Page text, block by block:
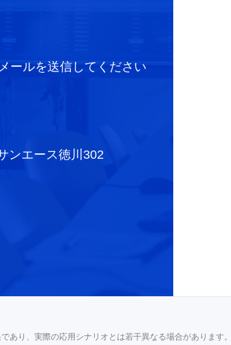
ールを送信してください
ンエース徳川302
り、実際の応用シナリオとは若干異なる場合があります。